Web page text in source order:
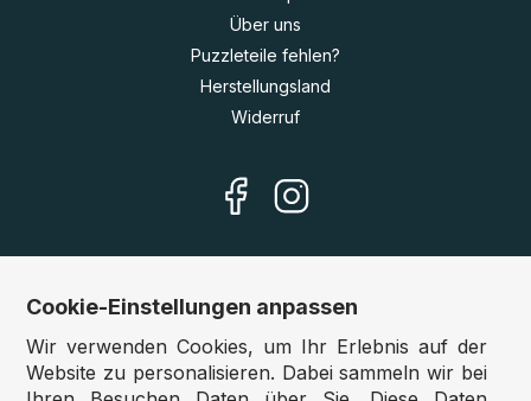
Über uns
Puzzleteile fehlen?
Herstellungsland
Widerruf
Unsere Shops
Deutschland:www.puzzle.de
Cookie-Einstellungen anpassen
Wir verwenden Cookies, um Ihr Erlebnis auf der
Website zu personalisieren. Dabei sammeln wir bei